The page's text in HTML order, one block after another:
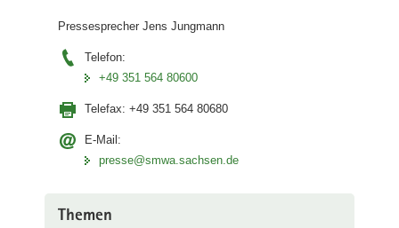
Pressesprecher Jens Jungmann
Telefon:
+49 351 564 80600
Telefax: +49 351 564 80680
E-Mail:
presse@smwa.sachsen.de
Themen